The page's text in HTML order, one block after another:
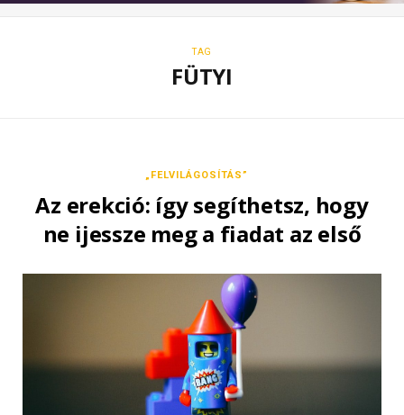
e
TAG
FÜTYI
„FELVILÁGOSÍTÁS”
Az erekció: így segíthetsz, hogy
ne ijessze meg a fiadat az első